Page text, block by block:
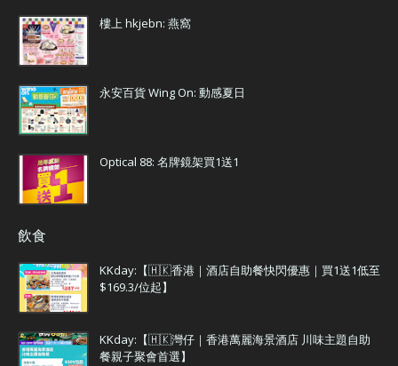
樓上 hkjebn: 燕窩
永安百貨 Wing On: 動感夏日
Optical 88: 名牌鏡架買1送1
飲食
KKday:【🇭🇰香港｜酒店自助餐快閃優惠｜買1送1低至
$169.3/位起】
KKday:【🇭🇰灣仔｜香港萬麗海景酒店 川味主題自助
餐親子聚會首選】